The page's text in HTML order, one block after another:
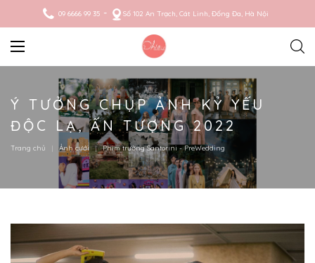
09 6666 99 35 Số 102 An Trạch, Cát Linh, Đống Đa, Hà Nội
Ý TƯỞNG CHỤP ẢNH KỶ YẾU
ĐỘC LẠ, ẤN TƯỢNG 2022
Trang chủ Ảnh cưới Phim trường Santorini - PreWedding